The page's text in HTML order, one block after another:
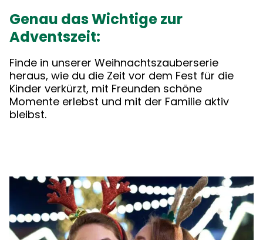
Genau das Wichtige zur
Adventszeit:
Finde in unserer Weihnachtszauberserie
heraus, wie du die Zeit vor dem Fest für die
Kinder verkürzt, mit Freunden schöne
Momente erlebst und mit der Familie aktiv
bleibst.